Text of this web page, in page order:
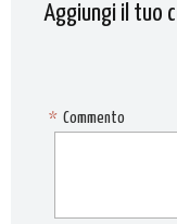
Aggiungi il tuo
Commento
*